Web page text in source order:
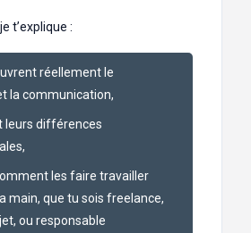
t’explique :
réellement le
la communication,
leurs différences
les faire travailler
main, que tu sois freelance,
ou responsable